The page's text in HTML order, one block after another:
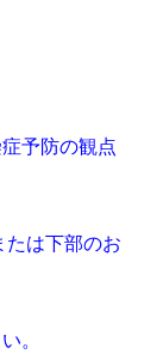
予防の観点
は下部のお
。